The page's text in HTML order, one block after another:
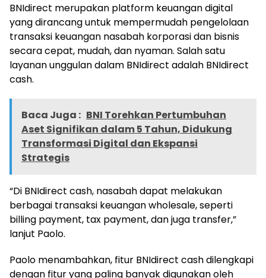
BNIdirect merupakan platform keuangan digital
yang dirancang untuk mempermudah pengelolaan
transaksi keuangan nasabah korporasi dan bisnis
secara cepat, mudah, dan nyaman. Salah satu
layanan unggulan dalam BNIdirect adalah BNIdirect
cash.
Baca Juga : BNI Torehkan Pertumbuhan
Aset Signifikan dalam 5 Tahun, Didukung
Transformasi Digital dan Ekspansi
Strategis
“Di BNIdirect cash, nasabah dapat melakukan
berbagai transaksi keuangan wholesale, seperti
billing payment, tax payment, dan juga transfer,”
lanjut Paolo.
Paolo menambahkan, fitur BNIdirect cash dilengkapi
dengan fitur yang paling banyak digunakan oleh